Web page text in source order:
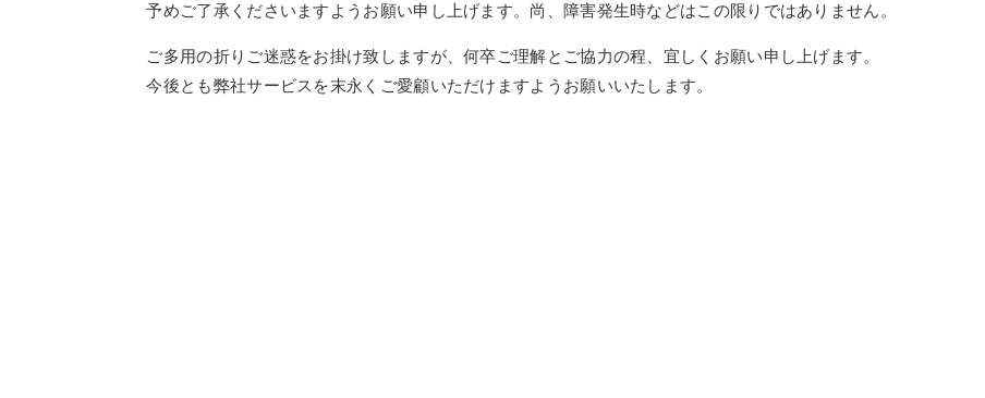
予めご了承くださいますようお願い申し上げます。尚、障害発生時などはこの限りではありません。
ご多用の折りご迷惑をお掛け致しますが、何卒ご理解とご協力の程、宜しくお願い申し上げます。
今後とも弊社サービスを末永くご愛顧いただけますようお願いいたします。